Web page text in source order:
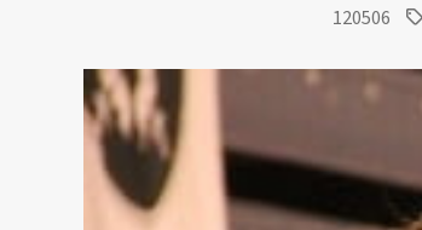
120506